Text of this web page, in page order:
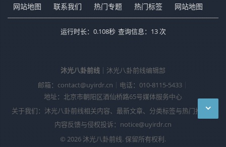
网站地图
联系我们 热门专题 热门标签 网站地图
运行时长：0.108秒 查询信息：13 次
沐光八卦前线｜沐光八卦前线编辑部
邮箱：contact@uyirdr.cn｜电话：010-8115-5433｜
地址：北京市朝阳区酒仙桥路65号媒体服务中心
关于我们：沐光八卦前线相关内容、最新文章、分类标签与热门推荐。
内容反馈与侵权投诉：notice@uyirdr.cn
© 2026 沐光八卦前线. 保留所有权利.